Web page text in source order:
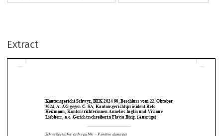
Extract


 


Schweizerischer ordre public – Punitive damages
Swiss public policy – Punitive damages